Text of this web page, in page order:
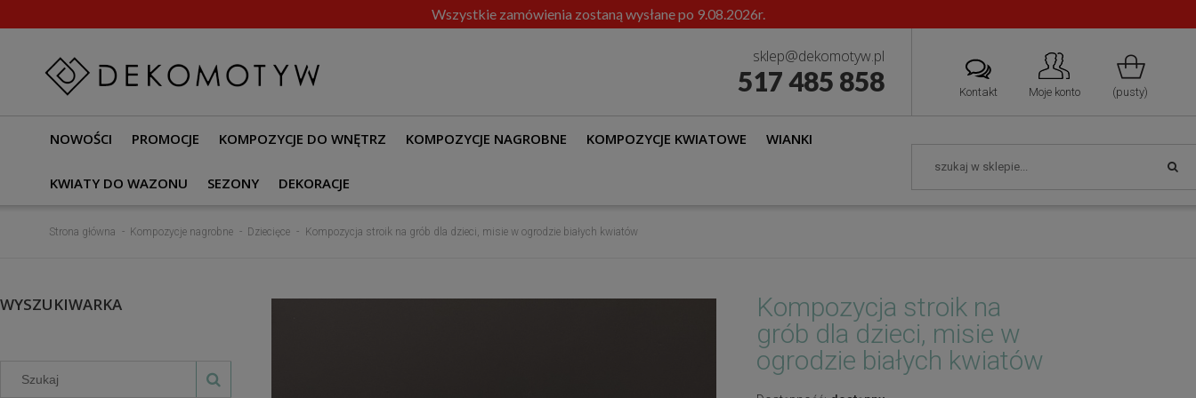
Wszystkie zamówienia zostaną wysłane po 9.08.2026r.
Kontakt Moje konto (pusty)
sklep@dekomotyw.pl
517 485 858
NOWOŚCI PROMOCJE KOMPOZYCJE DO WNĘTRZ KOMPOZYCJE NAGROBNE KOMPOZYCJE KWIATOWE WIANKI
KWIATY DO WAZONU SEZONY DEKORACJE
Strona główna Kompozycje nagrobne Dziecięce Kompozycja stroik na grób dla dzieci, misie w ogrodzie białych kwiatów
WYSZUKIWARKA
Kompozycja stroik na
grób dla dzieci, misie w
ogrodzie białych kwiatów